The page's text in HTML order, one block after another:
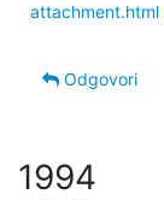
attachment.html
Odgovori
1994